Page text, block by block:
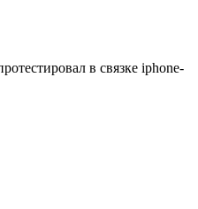
в связке iphone-